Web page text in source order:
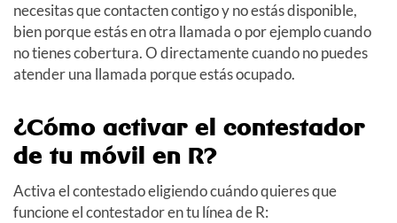
necesitas que contacten contigo y no estás disponible,
bien porque estás en otra llamada o por ejemplo cuando
no tienes cobertura. O directamente cuando no puedes
atender una llamada porque estás ocupado.
¿Cómo activar el contestador
de tu móvil en R?
Activa el contestado eligiendo cuándo quieres que
funcione el contestador en tu línea de R: